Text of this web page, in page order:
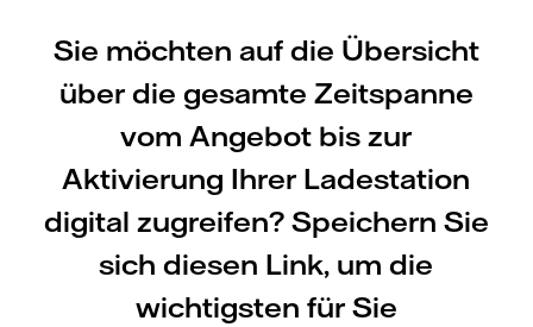
Sie möchten auf die Übersicht
über die gesamte Zeitspanne
vom Angebot bis zur
Aktivierung Ihrer Ladestation
digital zugreifen? Speichern Sie
sich diesen Link, um die
wichtigsten für Sie